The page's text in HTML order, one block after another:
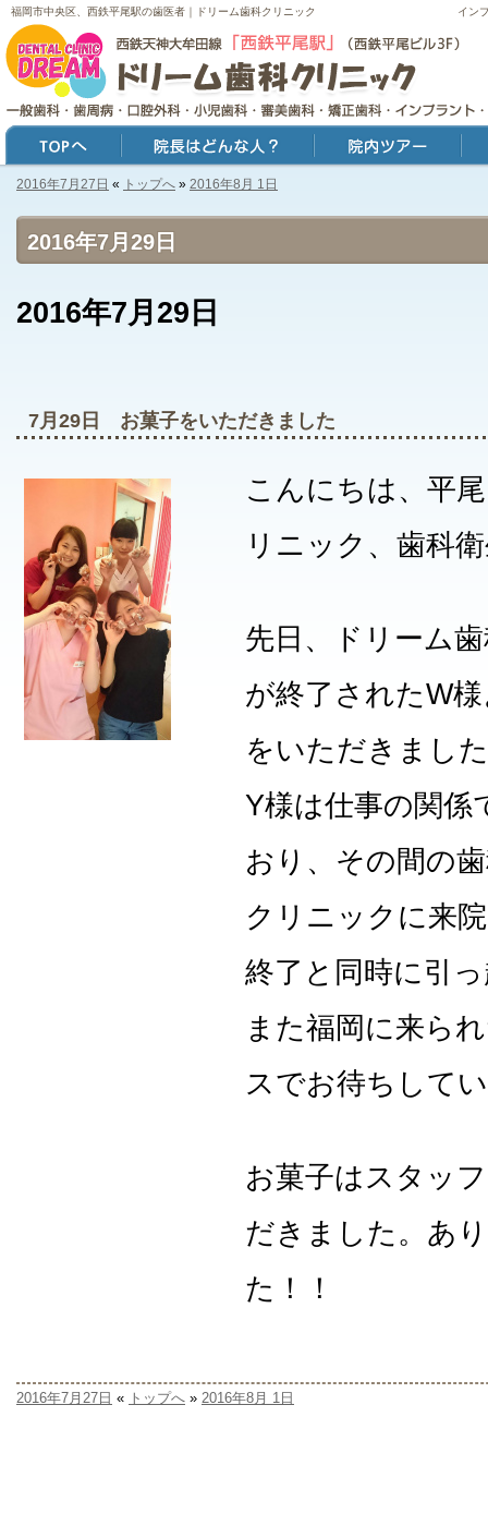
2016年7月29日
イン
福岡市中央区、西鉄平尾駅の歯医者｜ドリーム歯科クリニック
2016年7月27日 « トップへ » 2016年8月 1日
2016年7月29日
7月29日 お菓子をいただきました
こんにちは、平
リニック、歯科
先日、ドリーム
が終了されたW
をいただきまし
Y様は仕事の関係
おり、その間の
クリニックに来
終了と同時に引
また福岡に来ら
スでお待ちして
お菓子はスタッ
だきました。あ
た！！
2016年7月27日 « トップへ » 2016年8月 1日
トップ 院長はどんな人？